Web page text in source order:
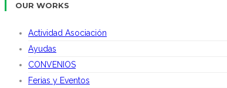
OUR WORKS
Actividad Asociación
Ayudas
CONVENIOS
Ferias y Eventos